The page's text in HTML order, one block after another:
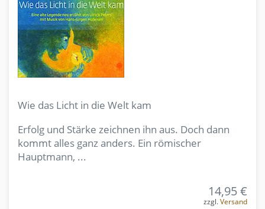
Wie das Licht in die Welt kam
Erfolg und Stärke zeichnen ihn aus. Doch dann
kommt alles ganz anders. Ein römischer
Hauptmann, ...
14,95 €
zzgl.Versand